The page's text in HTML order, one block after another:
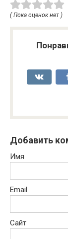
( Пока оценок нет )
Добавить
Имя
Email
Сайт